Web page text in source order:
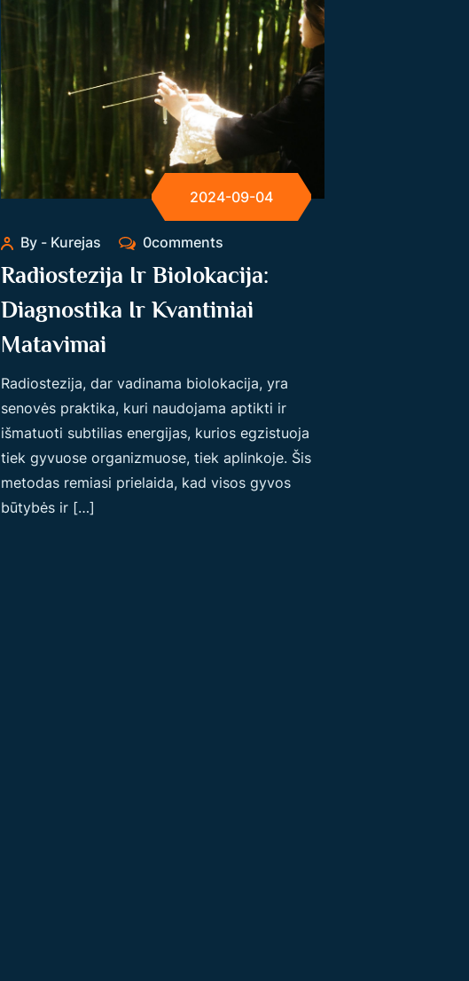
2024-09-04
By - Kurejas 0comments
Radiostezija Ir Biolokacija:
Diagnostika Ir Kvantiniai
Matavimai
Radiostezija, dar vadinama biolokacija, yra
senovės praktika, kuri naudojama aptikti ir
išmatuoti subtilias energijas, kurios egzistuoja
tiek gyvuose organizmuose, tiek aplinkoje. Šis
metodas remiasi prielaida, kad visos gyvos
būtybės ir […]